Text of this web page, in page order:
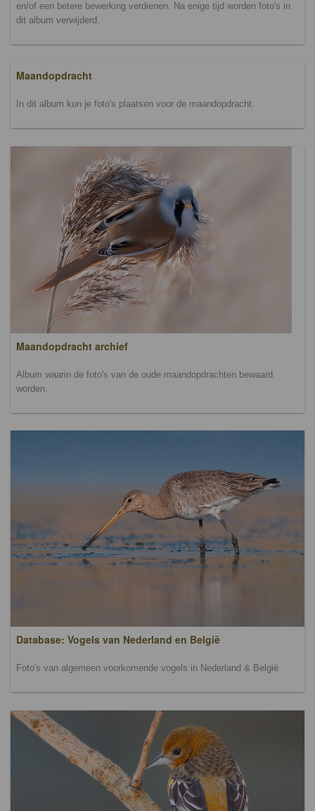
en/of een betere bewerking verdienen. Na enige tijd worden foto's in
dit album verwijderd.
Maandopdracht
In dit album kun je foto's plaatsen voor de maandopdracht.
Maandopdracht archief
Album waarin de foto's van de oude maandopdrachten bewaard
worden.
Database: Vogels van Nederland en België
Foto's van algemeen voorkomende vogels in Nederland & België